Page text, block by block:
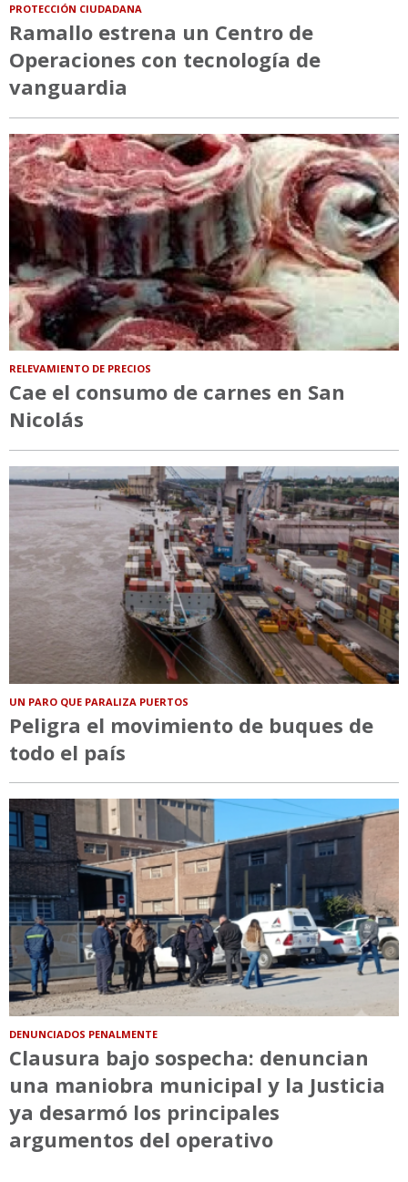
PROTECCIÓN CIUDADANA
Ramallo estrena un Centro de
Operaciones con tecnología de
vanguardia
RELEVAMIENTO DE PRECIOS
Cae el consumo de carnes en San
Nicolás
UN PARO QUE PARALIZA PUERTOS
Peligra el movimiento de buques de
todo el país
DENUNCIADOS PENALMENTE
Clausura bajo sospecha: denuncian
una maniobra municipal y la Justicia
ya desarmó los principales
argumentos del operativo